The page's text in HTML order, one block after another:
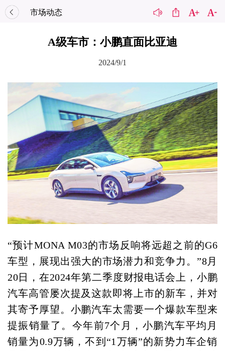
市场动态
A级车市：小鹏直面比亚迪
2024/9/1
“预计MONA M03的市场反响将远超之前的G6
车型，展现出强大的市场潜力和竞争力。”8月
20日，在2024年第二季度财报电话会上，小鹏
汽车高管屡次提及这款即将上市的新车，并对
其寄予厚望。小鹏汽车太需要一个爆款车型来
提振销量了。今年前7个月，小鹏汽车平均月
销量为0.9万辆，不到“1万辆”的新势力车企销